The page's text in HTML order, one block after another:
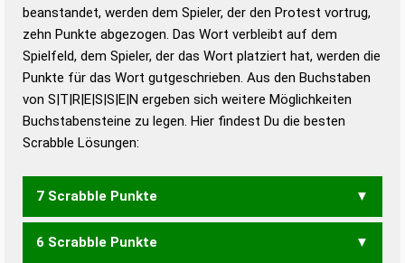
Duden – Standardwerk in 12 Bänden
Duden – Richtiges und gutes
Deutsch
Duden – Die deutsche Grammatik
Duden – Deutsches
beanstandet, werden dem Spieler, der den Protest vortrug,
zehn Punkte abgezogen. Das Wort verbleibt auf dem
Spielfeld, dem Spieler, der das Wort platziert hat, werden die
Punkte für das Wort gutgeschrieben. Aus den Buchstaben
von S|T|R|E|S|S|E|N ergeben sich weitere Möglichkeiten
Buchstabensteine zu legen. Hier findest Du die besten
Scrabble Lösungen:
7 Scrabble Punkte
ERNSTES ERSTENS
6 Scrabble Punkte